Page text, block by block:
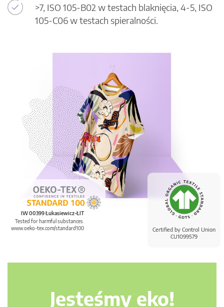
Certified by Control Union
CU1099579
IW 00399 Łukasiewicz-ŁIT
Tested for harmful substances.
www.oeko-tex.com/standard100
>7, ISO 105-B02 w testach blaknięcia, 4-5, ISO
105-C06 w testach spieralności.
Jesteśmy eko!